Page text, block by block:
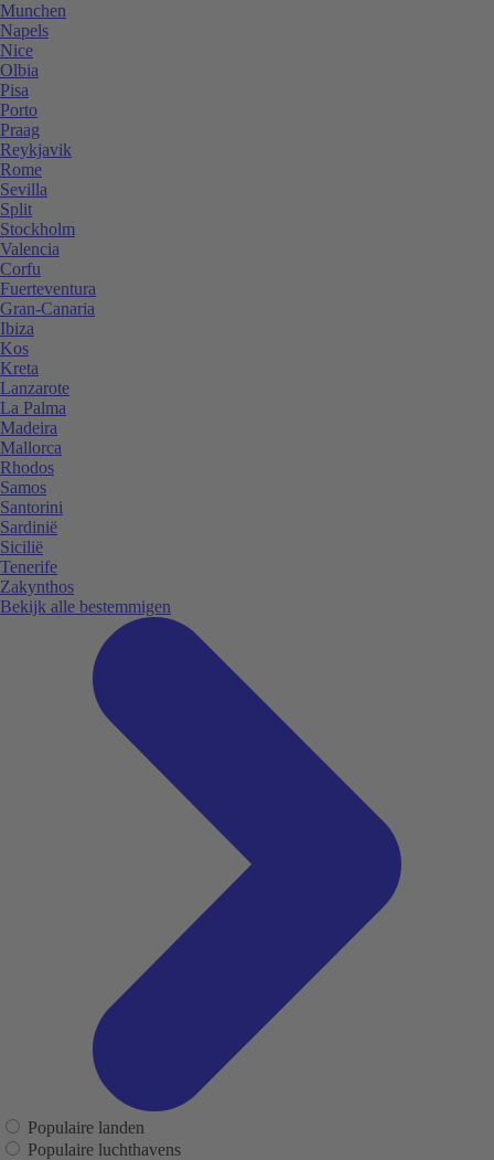
Munchen
Napels
Nice
Olbia
Pisa
Porto
Praag
Reykjavik
Rome
Sevilla
Split
Stockholm
Valencia
Corfu
Fuerteventura
Gran-Canaria
Ibiza
Kos
Kreta
Lanzarote
La Palma
Madeira
Mallorca
Rhodos
Samos
Santorini
Sardinië
Sicilië
Tenerife
Zakynthos
Bekijk alle bestemmigen
Populaire landen
Populaire luchthavens